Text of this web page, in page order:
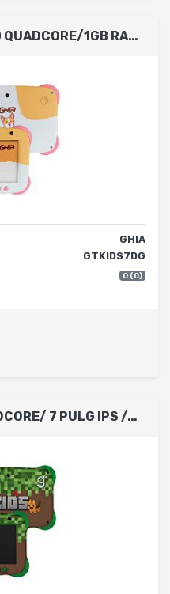
TABLET GHIA 7 KIDS/A50 QUADCORE/1GB RAM/16GB /2CAM/WIFI/BLUETOOTH/2500MAH/ANDROID 9 /PERRITO
GHIA
GTKIDS7DG
0 (0)
TABLET KIDS /A133 QUADCORE/ 7 PULG IPS /4GB RAM/64GB /USB C/2CAM/WIFI/BLUETOOTH/2500MAH/ANDROID 14 GO EDITION /PIXEL